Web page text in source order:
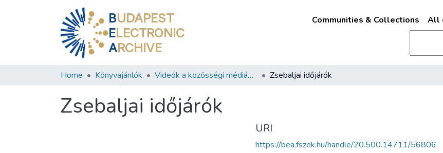
BUDAPEST
ELECTRONIC
ARCHIVE
Communities & Collections All
Home Könyvajánlók Videók a közösségi médiában Zsebaljai időjárók
Zsebaljai időjárók
URI
https://bea.fszek.hu/handle/20.500.14711/56806